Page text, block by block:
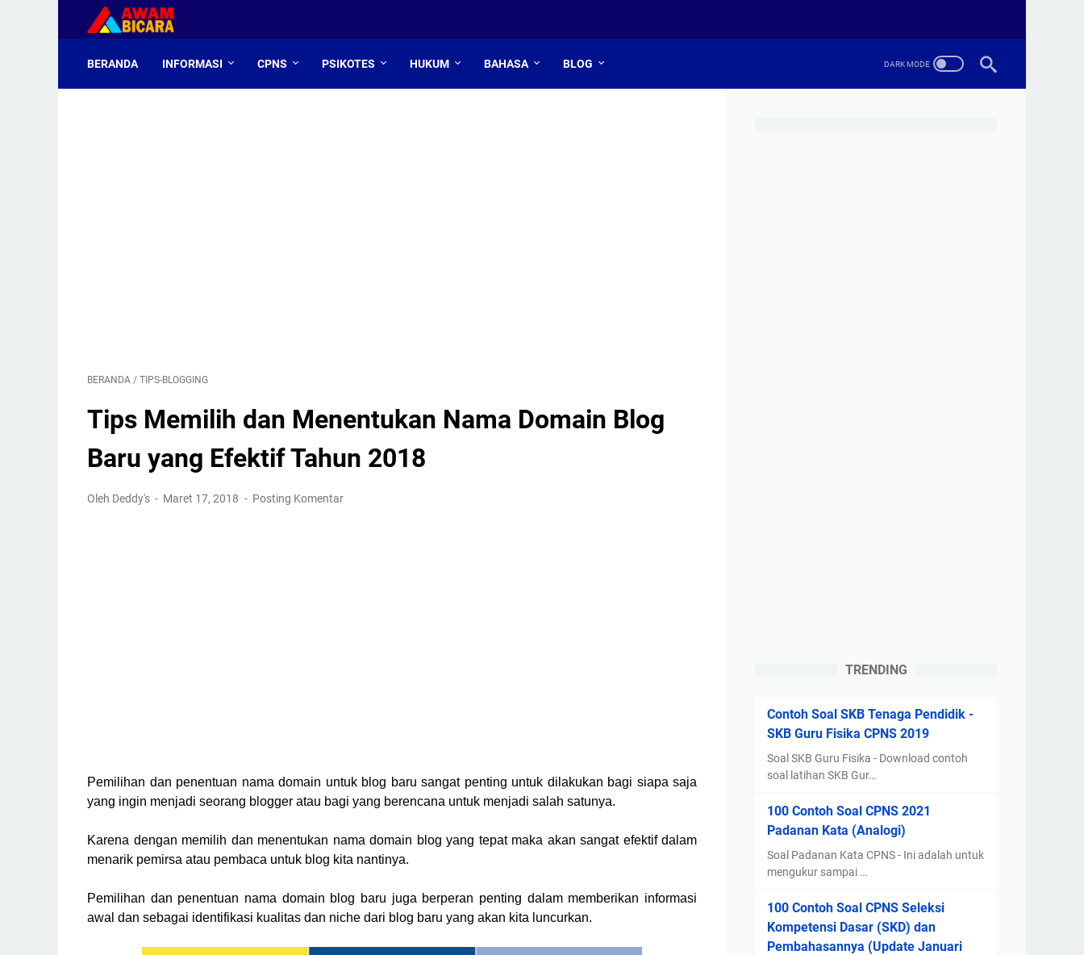
BERANDA INFORMASI CPNS PSIKOTES HUKUM BAHASA BLOG
BERANDA / TIPS-BLOGGING
Tips Memilih dan Menentukan Nama Domain Blog
Baru yang Efektif Tahun 2018
Oleh Deddy's Maret 17, 2018 Posting Komentar
Pemilihan dan penentuan nama domain untuk blog baru sangat penting untuk dilakukan bagi siapa saja
yang ingin menjadi seorang blogger atau bagi yang berencana untuk menjadi salah satunya.
Karena dengan memilih dan menentukan nama domain blog yang tepat maka akan sangat efektif dalam
menarik pemirsa atau pembaca untuk blog kita nantinya.
Pemilihan dan penentuan nama domain blog baru juga berperan penting dalam memberikan informasi
awal dan sebagai identifikasi kualitas dan niche dari blog baru yang akan kita luncurkan.
TRENDING
Contoh Soal SKB Tenaga Pendidik -
SKB Guru Fisika CPNS 2019
Soal SKB Guru Fisika - Download contoh
soal latihan SKB Gur…
100 Contoh Soal CPNS 2021
Padanan Kata (Analogi)
Soal Padanan Kata CPNS - Ini adalah untuk
mengukur sampai …
100 Contoh Soal CPNS Seleksi
Kompetensi Dasar (SKD) dan
Pembahasannya (Update Januari